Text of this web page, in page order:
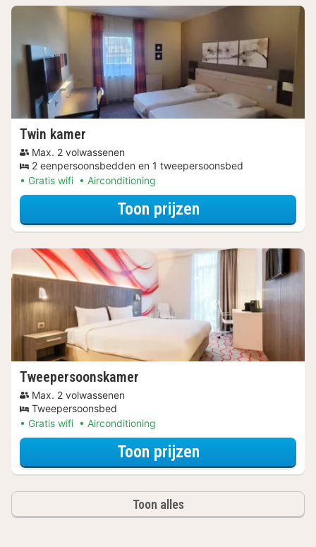
Twin kamer
Max. 2 volwassenen
2 eenpersoonsbedden en 1 tweepersoonsbed
Gratis wifi
Airconditioning
Toon prijzenvoor Twin kamer
Tweepersoonskamer
Max. 2 volwassenen
Tweepersoonsbed
Gratis wifi
Airconditioning
Toon prijzenvoor
Toon alles